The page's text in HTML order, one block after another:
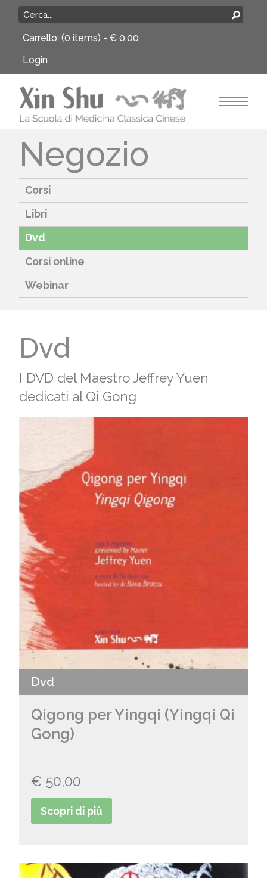
Carrello: (0 items) - € 0,00
Login
Negozio
Corsi
Libri
Dvd
Corsi online
Webinar
Dvd
I DVD del Maestro Jeffrey Yuen
dedicati al Qi Gong
Dvd
Qigong per Yingqi (Yingqi Qi
Gong)
€ 50,00
Scopri di più